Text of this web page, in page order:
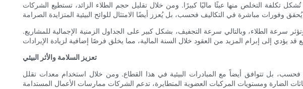
تكلفة التخلص منها عبئًا ماليًا كبيرًا. ومن خلال تقليل حجم الطلاء الزائد، تستطيع الشركات
سرعة الطلاء، وبالتالي سرعة التجفيف، بشكل كبير على الجداول الزمنية الإجمالية للمشاريع.
تعزيز السلامة والأثر البيئي
فحسب، بل تتوافق أيضاً مع المبادرات البيئية في هذا القطاع. ومن خلال استخدام معدات تقلل